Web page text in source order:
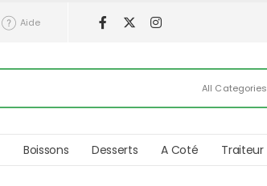
Aide
All Categories
Boissons Desserts A Coté Traiteur